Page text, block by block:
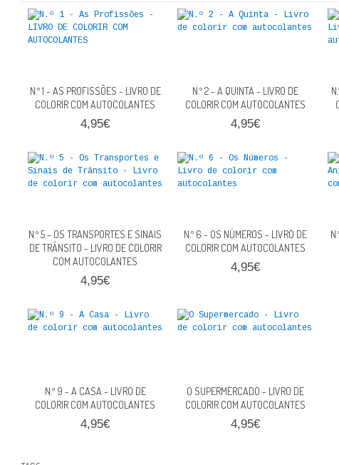
N.º 1 - AS PROFISSÕES - LIVRO DE
COLORIR COM AUTOCOLANTES
4,95€
N.º 2 - A QUINTA - LIVRO DE
COLORIR COM AUTOCOLANTES
4,95€
N.º 5 - OS TRANSPORTES E SINAIS
DE TRÂNSITO - LIVRO DE COLORIR
COM AUTOCOLANTES
4,95€
N.º 6 - OS NÚMEROS - LIVRO DE
COLORIR COM AUTOCOLANTES
4,95€
N.º 9 - A CASA - LIVRO DE
COLORIR COM AUTOCOLANTES
4,95€
O SUPERMERCADO - LIVRO DE
COLORIR COM AUTOCOLANTES
4,95€